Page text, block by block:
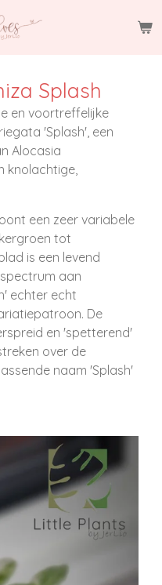
Splash
en voortreffelijke
'Splash', een
Alocasia
knolachtige,
een zeer variabele
tot
is een levend
aan
echter echt
De
en 'spetterend'
over de
naam 'Splash'